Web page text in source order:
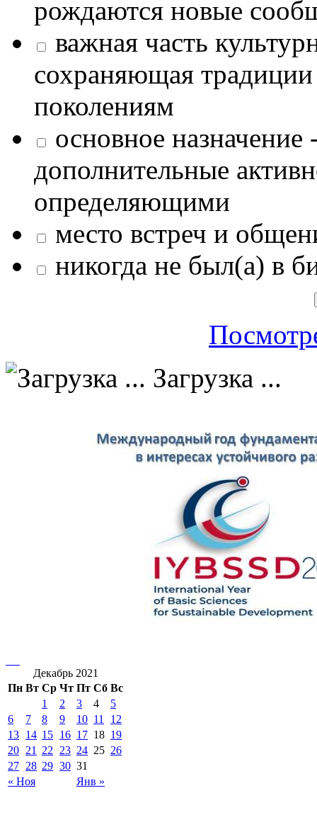
рождаются новые
важная часть
сохраняющая
поколениям
основное назначение
дополнительные
определяющими
место встреч и
никогда не был(а) в
Загрузка ...
Декабрь 2021
Пн Вт Ср Чт Пт Сб Вс
« Ноя Янв »
1 2 3 4
5
6
7 8 9 10 11
12
13 14 15 16 17 18 19
20 21 22 23 24 25 26
27 28 29 30 31